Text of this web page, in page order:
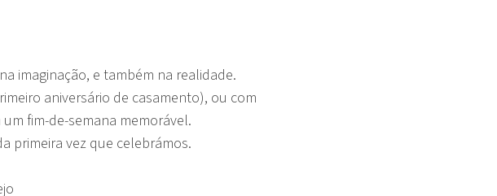
imaginação, e também na realidade.
aniversário de casamento), ou com
fim-de-semana memorável.
primeira vez que celebrámos.